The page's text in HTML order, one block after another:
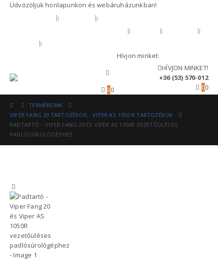
Üdvözöljük honlapunkon és webáruházunkban!
Hívjon minket:
00
HÍVJON MINKET!
+36 (53) 570-012
00
TERMÉKEINK
VIPER FANG 20 TARTOZÉKOK,
VIPER AS 1050 R TARTOZÉKOK
PADTARTÓ – VIPER FANG 20 ÉS VIPER AS 1050R VEZETŐÜLÉSES
PADLÓSÚROLÓGÉPHEZ